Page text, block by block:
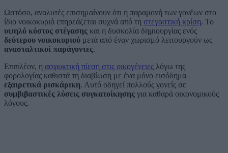
Ωστόσο, αναλυτές επισημαίνουν ότι η παραμονή των γονέων στο
ίδιο νοικοκυριό επηρεάζεται συχνά από τη στεγαστική κρίση. Το
υψηλό κόστος στέγασης και η δυσκολία δημιουργίας ενός
δεύτερου νοικοκυριού μετά από έναν χωρισμό λειτουργούν ως
ανασταλτικοί παράγοντες.
Επιπλέον, η ασφυκτική πίεση στις οικογένειες λόγω της
φορολογίας καθιστά τη διαβίωση με ένα μόνο εισόδημα
εξαιρετικά ρισκάρικη. Αυτό οδηγεί πολλούς γονείς σε
συμβιβαστικές λύσεις συγκατοίκησης για καθαρά οικονομικούς
λόγους.